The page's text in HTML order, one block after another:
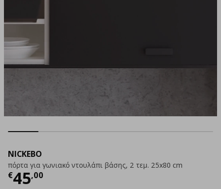
NICKEBO
πόρτα για γωνιακό ντουλάπι βάσης, 2 τεμ. 25x80 cm
€45,00
Τρέχουσα τιμή